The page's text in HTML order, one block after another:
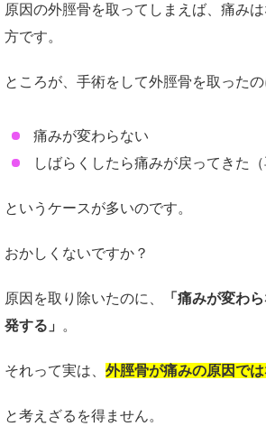
原因の外脛骨を取ってしまえば、痛み
方です。
ところが、手術をして外脛骨を取ったの
痛みが変わらない
しばらくしたら痛みが戻ってきた（
というケースが多いのです。
おかしくないですか？
原因を取り除いたのに、 「痛みが変わら
発する」
。
それって実は、 外脛骨が痛みの原因で
と考えざるを得ません。